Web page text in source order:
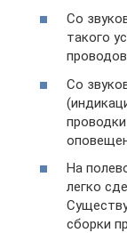
Со
такого
Со
На
легко
сборки